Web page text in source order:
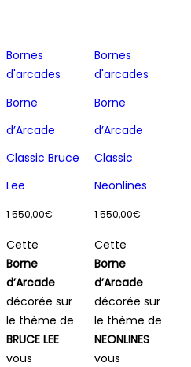
Bornes
d'arcades
Borne
d’Arcade
Classic Bruce
Lee
1 550,00€
Cette
Borne
d’Arcade
décorée sur
le thème de
BRUCE LEE
vous
Bornes
d'arcades
Borne
d’Arcade
Classic
Neonlines
1 550,00€
Cette
Borne
d’Arcade
décorée sur
le thème de
NEONLINES
vous